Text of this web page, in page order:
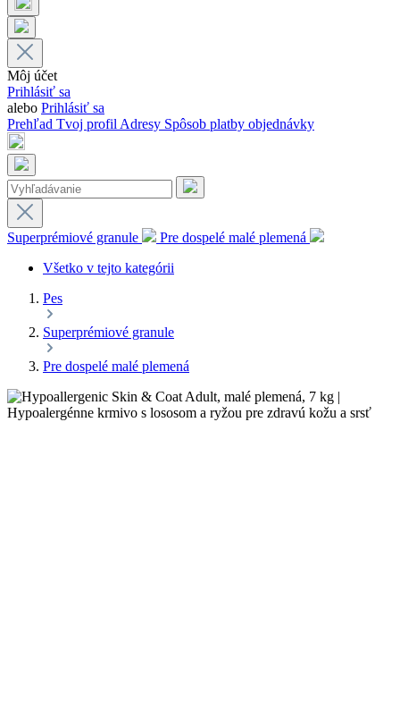
Môj účet
Prihlásiť sa
alebo Prihlásiť sa
Prehľad Tvoj profilAdresy Spôsob platby objednávky
Superprémiové granule
Pre dospelé malé plemená
Všetko v tejto kategórii
Pes
Superprémiové granule
Pre dospelé malé plemená